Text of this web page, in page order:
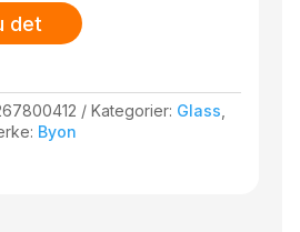
det
Kategorier: Glass
Byon